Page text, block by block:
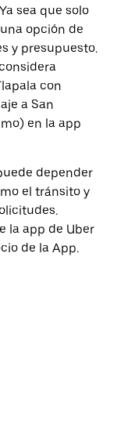
sea que solo
opción de
y presupuesto.
con
a San
en la app
depender
el tránsito y
la app de Uber
de la App.